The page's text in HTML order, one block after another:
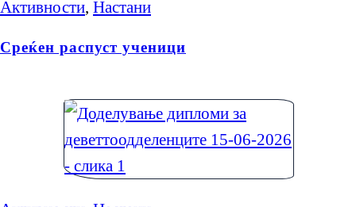
Активности, Настани
Среќен распуст ученици